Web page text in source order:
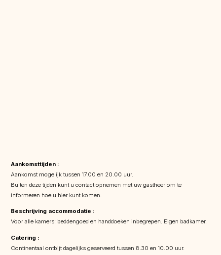
Aankomsttijden :
Aankomst mogelijk tussen 17.00 en 20.00 uur.
Buiten deze tijden kunt u contact opnemen met uw gastheer om te
informeren hoe u hier kunt komen.
Beschrijving accommodatie :
Voor alle kamers: beddengoed en handdoeken inbegrepen. Eigen badkamer.
Catering :
Continentaal ontbijt dagelijks geserveerd tussen 8.30 en 10.00 uur.